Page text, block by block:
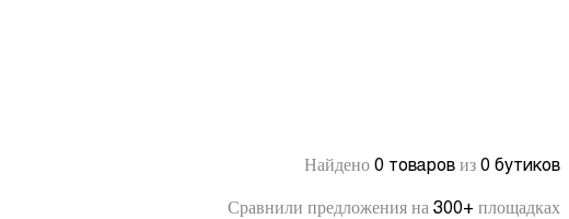
Найдено 0 товаров из 0 бутиков
Сравнили предложения на 300+ площадках